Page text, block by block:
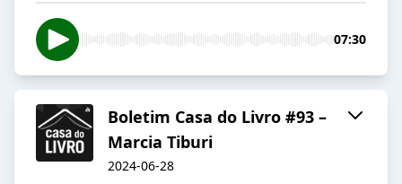
07:30
Boletim Casa do Livro #93 –
Marcia Tiburi
2024-06-28